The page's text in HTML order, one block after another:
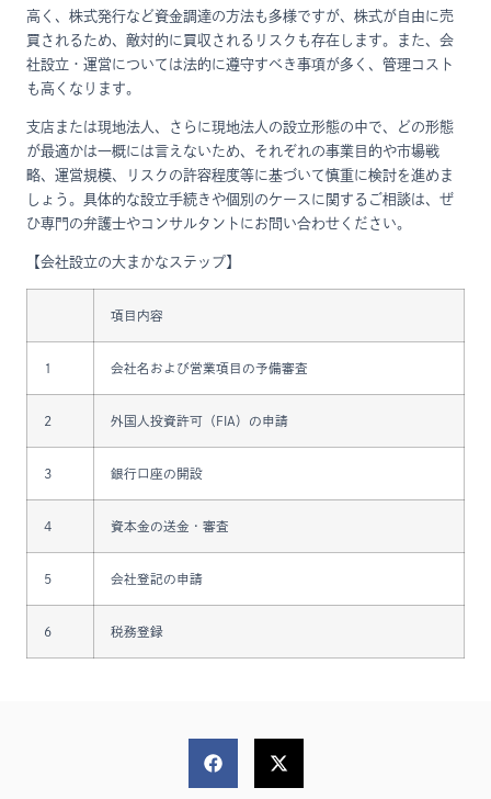
高く、株式発行など資金調達の方法も多様ですが、株式が自由に売
買されるため、敵対的に買収されるリスクも存在します。また、会
社設立・運営については法的に遵守すべき事項が多く、管理コスト
も高くなります。
支店または現地法人、さらに現地法人の設立形態の中で、どの形態
が最適かは一概には言えないため、それぞれの事業目的や市場戦
略、運営規模、リスクの許容程度等に基づいて慎重に検討を進めま
しょう。具体的な設立手続きや個別のケースに関するご相談は、ぜ
ひ専門の弁護士やコンサルタントにお問い合わせください。
【会社設立の大まかなステップ】
項目内容
1 会社名および営業項目の予備審査
2 外国人投資許可（FIA）の申請
3 銀行口座の開設
4 資本金の送金・審査
5 会社登記の申請
6 税務登録